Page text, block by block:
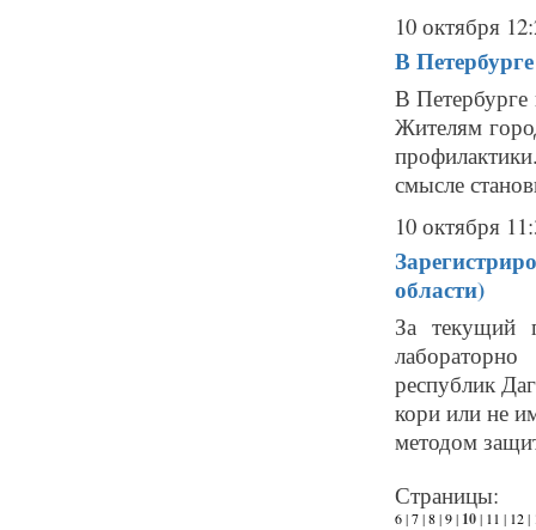
10 октября
В
В
Жителям
смысле
10 октября
области)
За текущий
республик
кори или не
методом
Страницы:
6|7|8|9| 10| 11 | 12|